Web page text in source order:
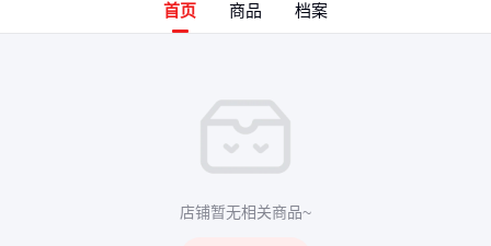
首页 商品 档案
店铺暂无相关商品~